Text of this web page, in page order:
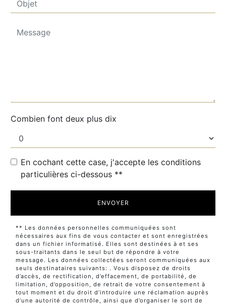
Combien font deux plus dix
En cochant cette case, j'accepte les conditions
particulières ci-dessous **
ENVOYER
** Les données personnelles communiquées sont
nécessaires aux fins de vous contacter et sont enregistrées
dans un fichier informatisé. Elles sont destinées à et ses
sous-traitants dans le seul but de répondre à votre
message. Les données collectées seront communiquées aux
seuls destinataires suivants: . Vous disposez de droits
d’accès, de rectification, d’effacement, de portabilité, de
limitation, d’opposition, de retrait de votre consentement à
tout moment et du droit d’introduire une réclamation auprès
d’une autorité de contrôle, ainsi que d’organiser le sort de